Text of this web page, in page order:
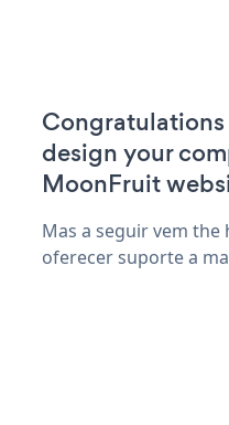
design your
MoonFruit
Mas a seguir vem
oferecer suporte a